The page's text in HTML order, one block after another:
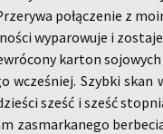
po­łą­cze­nie z
wy­pa­ro­wu­je i
kar­ton
wcze­śniej. Szyb­ki
sześć i sześć
za­smar­ka­ne­go